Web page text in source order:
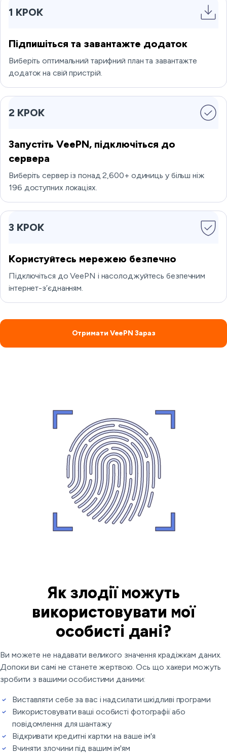
1 КРОК
Підпишіться та завантажте додаток
Виберіть оптимальний тарифний план та завантажте
додаток на свій пристрій.
2 КРОК
Запустіть VeePN, підключіться до
сервера
Виберіть сервер із понад 2,600+ одиниць у більш ніж
196 доступних локаціях.
3 КРОК
Користуйтесь мережею безпечно
Підключіться до VeePN і насолоджуйтесь безпечним
інтернет-з’єднанням.
Отримати VeePN Зараз
Як злодії можуть
використовувати мої
особисті дані?
Ви можете не надавати великого значення крадіжкам даних.
Допоки ви самі не станете жертвою. Ось що хакери можуть
зробити з вашими особистими даними:
Виставляти себе за вас і надсилати шкідливі програми
Використовувати ваші особисті фотографії або
повідомлення для шантажу
Відкривати кредитні картки на ваше ім'я
Вчиняти злочини під вашим ім'ям